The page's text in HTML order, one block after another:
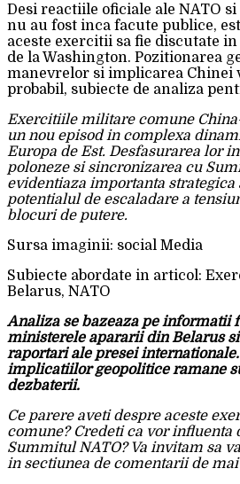
Desi reactiile oficiale ale NATO
nu au fost inca facute publice,
aceste exercitii sa fie discutate
de la Washington. Pozitionarea
manevrelor si implicarea Chinei
probabil, subiecte de analiza
Exercitiile militare comune
un nou episod in complexa
Europa de Est. Desfasurarea lor
poloneze si sincronizarea cu
evidentiaza importanta strategica
potentialul de escaladare a
blocuri de putere.
Sursa imaginii: social Media
Subiecte abordate in articol:
Belarus, NATO
Analiza se bazeaza pe informatii
ministerele apararii din Belarus
raportari ale presei
implicatiilor geopolitice ramane
dezbaterii.
Ce parere aveti despre aceste
comune? Credeti ca vor influenta
Summitul NATO? Va invitam sa
in sectiunea de comentarii de mai